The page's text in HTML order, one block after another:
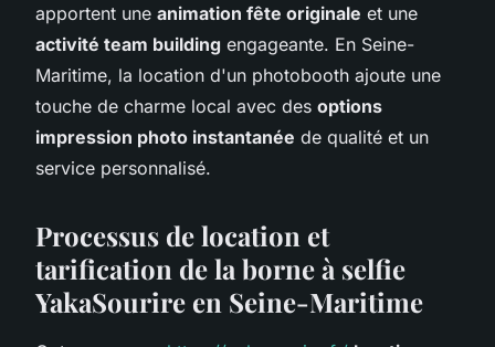
apportent une animation fête originale et une
activité team building engageante. En Seine-
Maritime, la location d'un photobooth ajoute une
touche de charme local avec des options
impression photo instantanée de qualité et un
service personnalisé.
Processus de location et
tarification de la borne à selfie
YakaSourire en Seine-Maritime